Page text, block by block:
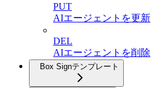
PUT
AIエージェントを更新
DEL
AIエージェントを削除
Box Signテンプレート